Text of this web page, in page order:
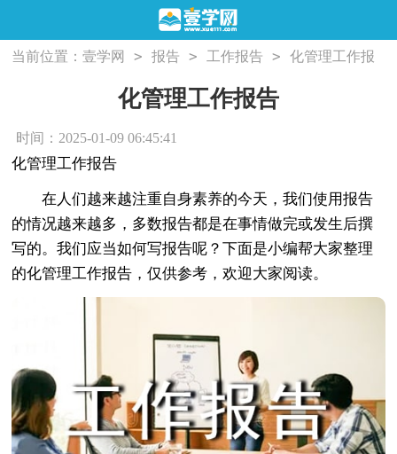
当前位置：壹学网 > 报告 > 工作报告 >
化管理工作报
化管理工作报告
时间：2025-01-09 06:45:41
化管理工作报告
在人们越来越注重自身素养的今天，我们使用报告
的情况越来越多，多数报告都是在事情做完或发生后撰
写的。我们应当如何写报告呢？下面是小编帮大家整理
的化管理工作报告，仅供参考，欢迎大家阅读。